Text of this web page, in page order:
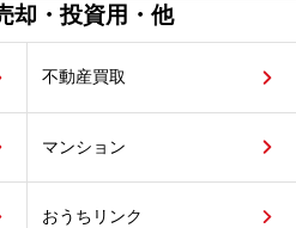
却・投資用・他
不動産買取
マンション
おうちリンク